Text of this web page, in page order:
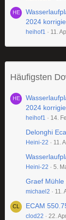
2024
heihof1 11.
Häufigsten
2024
heihof1 14.
Delonghi
Heini-22 11.
Heini-22 5.
Graef Mühle
michael2 11.
ECAM
clod22 22.